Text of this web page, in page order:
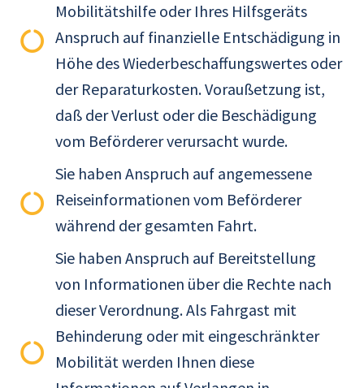
Mobilitätshilfe oder Ihres Hilfsgeräts
Anspruch auf finanzielle Entschädigung in
Höhe des Wiederbeschaffungswertes oder
der Reparaturkosten. Voraußetzung ist,
daß der Verlust oder die Beschädigung
vom Beförderer verursacht wurde.
Sie haben Anspruch auf angemessene
Reiseinformationen vom Beförderer
während der gesamten Fahrt.
Sie haben Anspruch auf Bereitstellung
von Informationen über die Rechte nach
dieser Verordnung. Als Fahrgast mit
Behinderung oder mit eingeschränkter
Mobilität werden Ihnen diese